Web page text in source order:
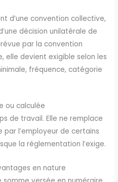
d’une convention collective,
décision unilatérale de
par la convention
elle devient exigible selon les
fréquence, catégorie
ou calculée
de travail. Elle ne remplace
l’employeur de certains
la réglementation l’exige.
en nature